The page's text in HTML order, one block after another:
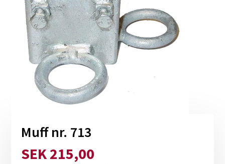
Muff nr. 713
SEK215,00